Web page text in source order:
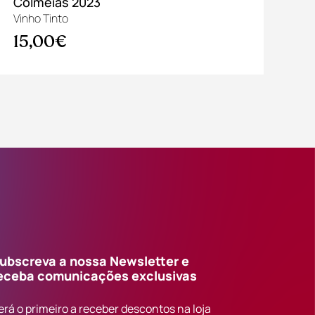
Vinho Tinto
15,00€
a nossa Newsletter e
comunicações exclusivas
o primeiro a receber descontos na loja